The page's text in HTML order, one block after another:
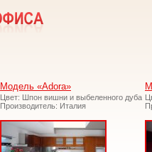
Модель «Adora»
Цвет: Шпон вишни и выбеленного дуба
Производитель: Италия